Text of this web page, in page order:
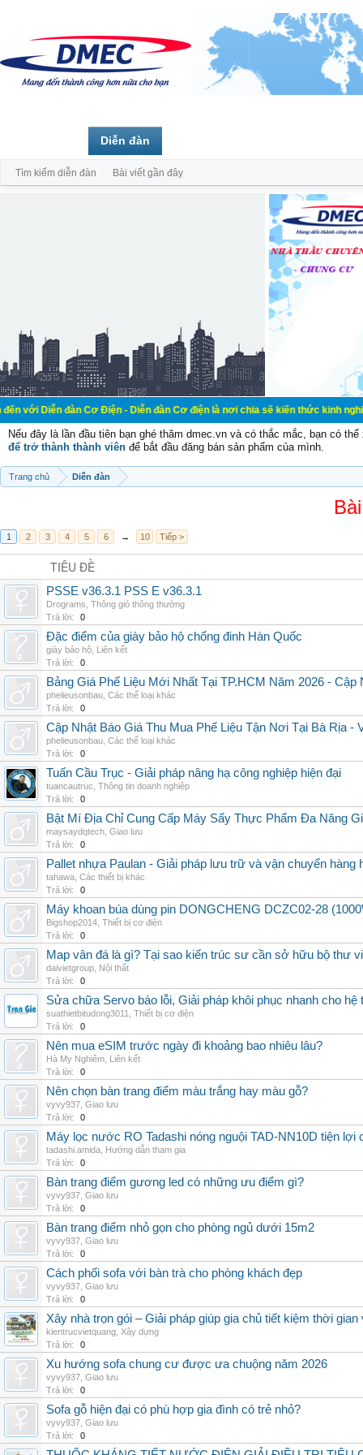
đàn Cơ Điện - Diễn đàn Cơ điện là nơi chia sẽ kiến thức kinh nghiệm
Nếu đây là lần đầu tiên bạn ghé thăm dmec.vn và có thắc mắc, bạn có
để trở thành thành viên để bắt đầu đăng bán sản phẩm của mình.
Trang chủ Diễn đàn
1 2 3 4 5 6 → 10 Tiếp >
TIÊU ĐỀ
PSSE v36.3.1 PSS E v36.3.1
Drograms Thông gió thông thường
Trả lời:
0
Đặc điểm của giày bảo hộ chống đinh Hàn Quốc
giày bảo hộ Liên kết
Trả lời:
0
Bảng Giá Phế Liệu Mới Nhất Tại TP.HCM Năm 2026 - Cập
phelieusonbau Các thể loại khác
Trả lời:
0
Cập Nhật Báo Giá Thu Mua Phế Liệu Tận Nơi Tại Bà Rịa -
phelieusonbau Các thể loại khác
Trả lời:
0
Tuấn Cầu Trục - Giải pháp nâng hạ công nghiệp hiện đại
tuancautruc Thông tin doanh nghiệp
Trả lời:
0
Bật Mí Địa Chỉ Cung Cấp Máy Sấy Thực Phẩm Đa Năng
maysaydqtech Giao lưu
Trả lời:
0
Pallet nhựa Paulan - Giải pháp lưu trữ và vận chuyển hàng
tahawa Các thiết bị khác
Trả lời:
0
Máy khoan búa dùng pin DONGCHENG DCZC02-28
Bigshop2014 Thiết bị cơ điện
Trả lời:
0
Map vân đá là gì? Tại sao kiến trúc sư cần sở hữu bộ thư
daivietgroup Nội thất
Trả lời:
0
Sửa chữa Servo báo lỗi, Giải pháp khôi phục nhanh cho hệ
suathietbitudong3011
Thiết bị cơ điện
Trả lời:
0
Nên mua eSIM trước ngày đi khoảng bao nhiêu lâu?
Hà My Nghiêm Liên kết
Trả lời:
0
Nên chọn bàn trang điểm màu trắng hay màu gỗ?
vyvy937 Giao lưu
Trả lời:
0
Máy lọc nước RO Tadashi nóng nguội TAD-NN10D tiện lợi
tadashi.amida Hướng dẫn tham gia
Trả lời:
0
Bàn trang điểm gương led có những ưu điểm gì?
vyvy937 Giao lưu
Trả lời:
0
Bàn trang điểm nhỏ gọn cho phòng ngủ dưới 15m2
vyvy937 Giao lưu
Trả lời:
0
Cách phối sofa với bàn trà cho phòng khách đẹp
vyvy937 Giao lưu
Trả lời:
0
Xây nhà trọn gói – Giải pháp giúp gia chủ tiết kiệm thời
kientrucvietquang Xây dựng
Trả lời:
0
Xu hướng sofa chung cư được ưa chuộng năm 2026
vyvy937 Giao lưu
Trả lời:
0
Sofa gỗ hiện đại có phù hợp gia đình có trẻ nhỏ?
vyvy937 Giao lưu
Trả lời:
0
Diễn đàn
Tìm kiếm diễn đàn Bài viết gần đây